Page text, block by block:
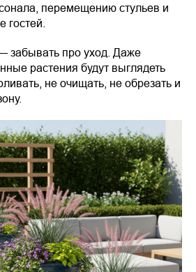
перемещению стульев и
гостей.
забывать про уход. Даже
растения будут выглядеть
не очищать, не обрезать и